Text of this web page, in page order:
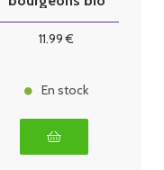
11.99 €
En stock